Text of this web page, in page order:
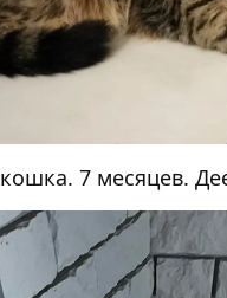
кошка. 7 месяцев.